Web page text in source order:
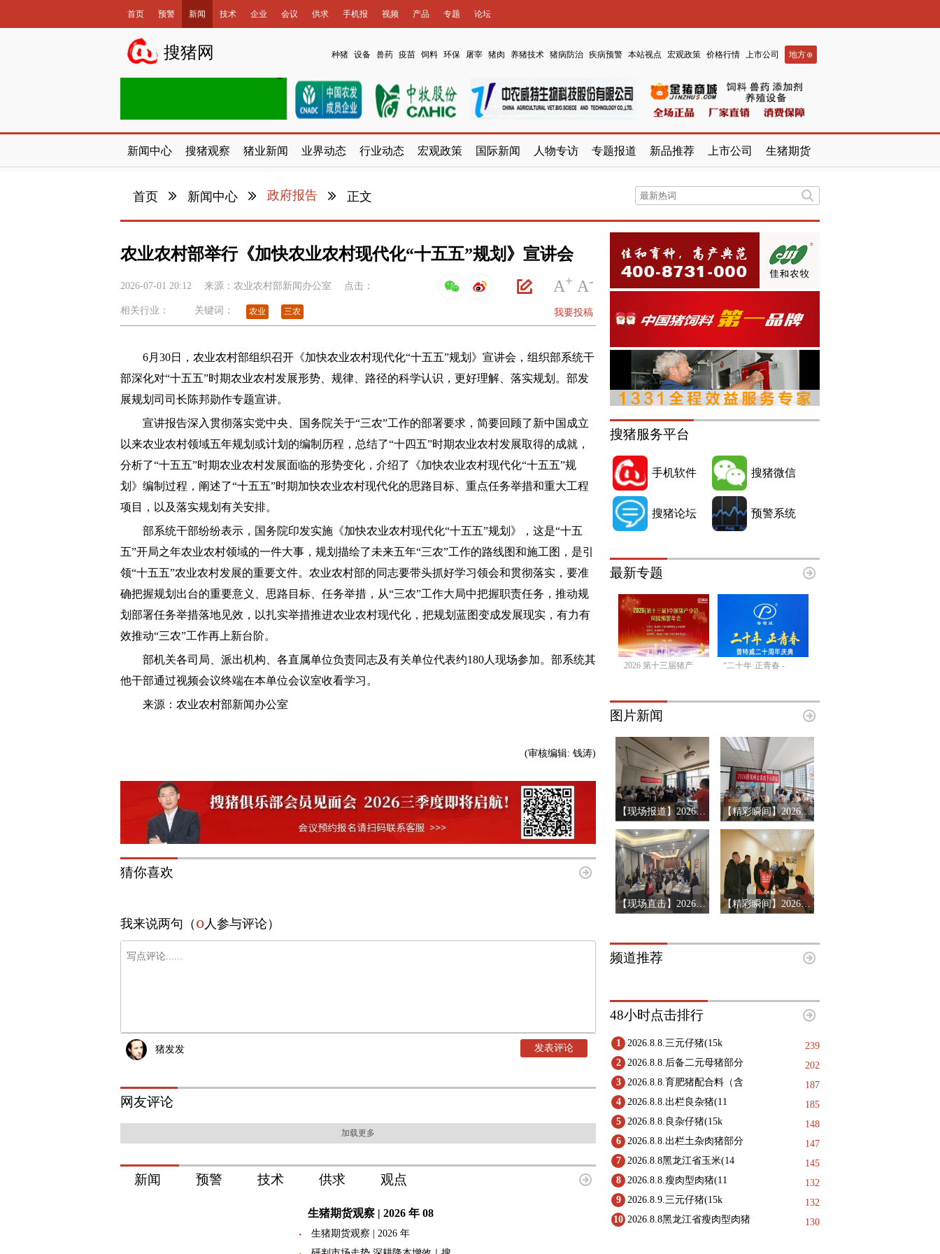
首页 预警 新闻 技术 企业 会议 供求 手机报 视频 产品 专题 论坛
数据库
搜猪网 种猪 设备 兽药 疫苗 饲料 环保 屠宰 猪肉 养猪技术 猪病防治 疾病预警 本站视点 宏观政策 价格行情 上市公司 地方
新闻中心 搜猪观察 猪业新闻 业界动态 行业动态 宏观政策 国际新闻 人物专访 专题报道 新品推荐 上市公司 生猪期货
首页 新闻中心 政府报告 正文
农业农村部举行《加快农业农村现代化“十五五”规划》宣讲会
2026-07-01 20:12 来源： 农业农村部新闻办公室 点击： A+ A-
相关行业： 关键词： 农业 三农 我要投稿
6月30日，农业农村部组织召开《加快农业农村现代化“十五五”规划》宣讲会，组织部系统干
部深化对“十五五”时期农业农村发展形势、规律、路径的科学认识，更好理解、落实规划。部发
展规划司司长陈邦勋作专题宣讲。
宣讲报告深入贯彻落实党中央、国务院关于“三农”工作的部署要求，简要回顾了新中国成立
以来农业农村领域五年规划或计划的编制历程，总结了“十四五”时期农业农村发展取得的成就，
分析了“十五五”时期农业农村发展面临的形势变化，介绍了《加快农业农村现代化“十五五”规
划》编制过程，阐述了“十五五”时期加快农业农村现代化的思路目标、重点任务举措和重大工程
项目，以及落实规划有关安排。
部系统干部纷纷表示，国务院印发实施《加快农业农村现代化“十五五”规划》，这是“十五
五”开局之年农业农村领域的一件大事，规划描绘了未来五年“三农”工作的路线图和施工图，是引
领“十五五”农业农村发展的重要文件。农业农村部的同志要带头抓好学习领会和贯彻落实，要准
确把握规划出台的重要意义、思路目标、任务举措，从“三农”工作大局中把握职责任务，推动规
划部署任务举措落地见效，以扎实举措推进农业农村现代化，把规划蓝图变成发展现实，有力有
效推动“三农”工作再上新台阶。
部机关各司局、派出机构、各直属单位负责同志及有关单位代表约180人现场参加。部系统其
他干部通过视频会议终端在本单位会议室收看学习。
来源：农业农村部新闻办公室
(审核编辑: 钱涛)
猜你喜欢
我来说两句（ 0人参与评论）
猪发发 发表评论
网友评论
加载更多
新闻 预警 技术 供求 观点
生猪期货观察 | 2026 年 08
生猪期货观察 | 2026 年
搜猪服务平台
手机软件 搜猪微信
搜猪论坛 预警系统
最新专题
2026 第十三届猪产 “二十年·正青春 -
图片新闻
【现场报道】2026年搜猪俱乐部会员见面会-山东临沂站 【精彩瞬间】2026搜猪俱乐部会员见面会-山东济南站
【现场直击】2026第十三届猪产业链风险预警年会第三站-辽宁沈阳 【精彩瞬间】2026第十三届猪产业链风险预警年会济南站
频道推荐
48小时点击排行
1 2026.8.8.三元仔猪(15k
239
2
2026.8.8.后备二元母猪部分
202
3
2026.8.8.育肥猪配合料（含
187
4
2026.8.8.出栏良杂猪(11
185
5
2026.8.8.良杂仔猪(15k
148
6
2026.8.8.出栏土杂肉猪部分
147
7
2026.8.8黑龙江省玉米(14
145
8
2026.8.8.瘦肉型肉猪(11
132
9
2026.8.9.三元仔猪(15k
132
10 2026.8.8黑龙江省瘦肉型肉猪 130